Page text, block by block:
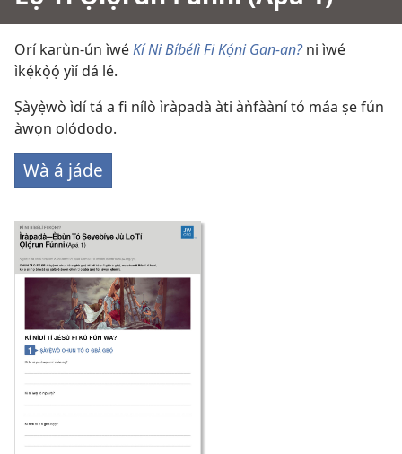
Orí karùn-ún ìwéKí Ni Bíbélì Fi Kọ́ni Gan-an?ni ìwé
ìkẹ́kọ̀ọ́ yìí dá lé.
Ṣàyẹ̀wò ìdí tá a fi nílò ìràpadà àti àǹfààní tó máa ṣe fún
àwọn olódodo.
Wà á jáde